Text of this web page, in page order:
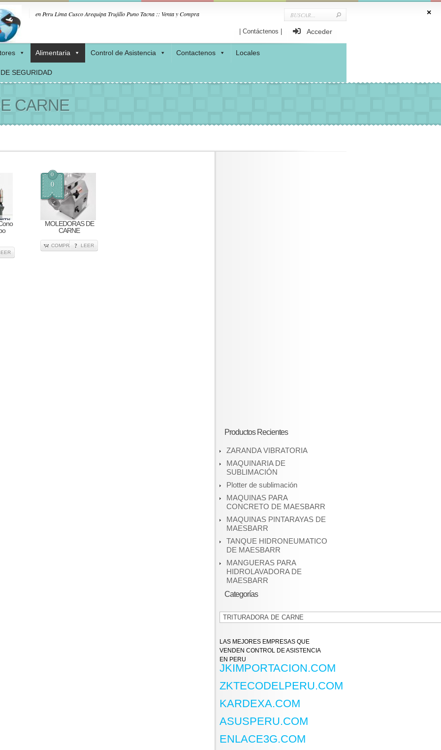
en Peru Lima Cusco Arequipa Trujillo Puno Tacna :: Venta y Compra
| Contáctenos | Acceder
Alimentaria Control de Asistencia Contactenos Locales
SEGURIDAD
CARNE
0
0
MOLEDORAS DE
CARNE
COMPRA LEER
Productos Recientes
ZARANDA VIBRATORIA
MAQUINARIA DE
SUBLIMACIÓN
Plotter de sublimación
MAQUINAS PARA
CONCRETO DE MAESBARR
MAQUINAS PINTARAYAS DE
MAESBARR
TANQUE HIDRONEUMATICO
DE MAESBARR
MANGUERAS PARA
HIDROLAVADORA DE
MAESBARR
Categorías
Categorías
LAS MEJORES EMPRESAS QUE
VENDEN CONTROL DE ASISTENCIA
EN PERU
JKIMPORTACION.COM
ZKTECODELPERU.COM
KARDEXA.COM
ASUSPERU.COM
ENLACE3G.COM